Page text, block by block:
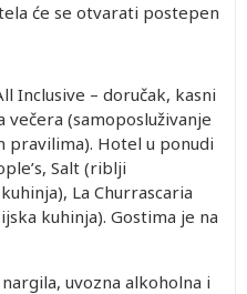
će se otvarati postepen
Inclusive – doručak, kasni
večera (samoposluživanje
pravilima). Hotel u ponudi
Salt (riblji
La Churrascaria
kuhinja). Gostima je na
uvozna alkoholna i